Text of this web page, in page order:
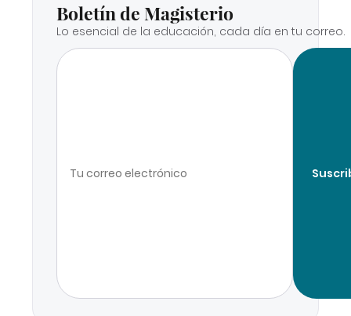
Boletín de Magisterio
Lo esencial de la educación, cada día en tu correo.